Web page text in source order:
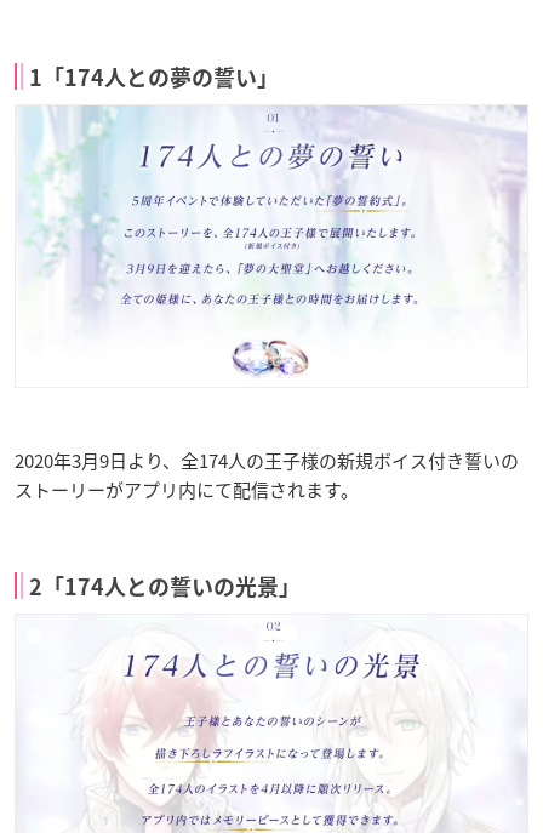
1「174人との夢の誓い」
2020年3月9日より、全174人の王子様の新規ボイス付き誓いの
ストーリーがアプリ内にて配信されます。
2「174人との誓いの光景」